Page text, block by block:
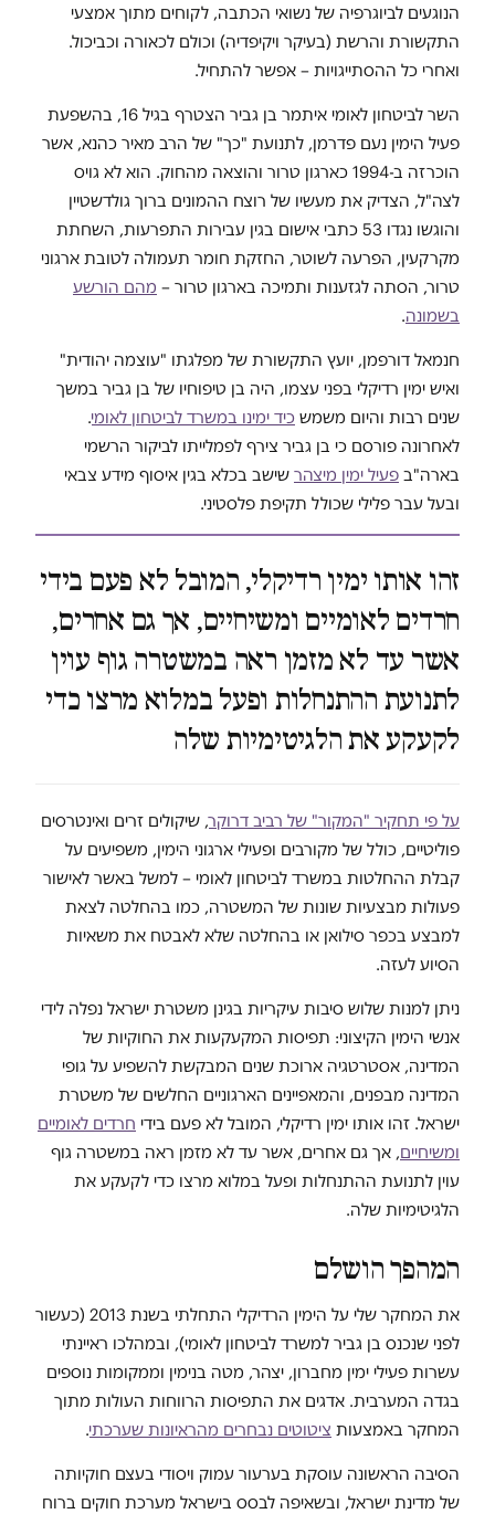
הנוגעים לביוגרפיה של נשואי הכתבה, לקוחים מתוך אמצעי
התקשורת והרשת (בעיקר ויקיפדיה) וכולם לכאורה וכביכול.
ואחרי כל ההסתייגויות – אפשר להתחיל.
השר לביטחון לאומי איתמר בן גביר הצטרף בגיל 16, בהשפעת
פעיל הימין נעם פדרמן, לתנועת "כך" של הרב מאיר כהנא, אשר
הוכרזה ב-1994 כארגון טרור והוצאה מהחוק. הוא לא גויס
לצה"ל, הצדיק את מעשיו של רוצח ההמונים ברוך גולדשטיין
והוגשו נגדו 53 כתבי אישום בגין עבירות התפרעות, השחתת
מקרקעין, הפרעה לשוטר, החזקת חומר תעמולה לטובת ארגוני
טרור, הסתה לגזענות ותמיכה בארגון טרור – מהם הורשע
בשמונה.
חנמאל דורפמן, יועץ התקשורת של מפלגתו "עוצמה יהודית"
ואיש ימין רדיקלי בפני עצמו, היה בן טיפוחיו של בן גביר במשך
שנים רבות והיום משמש כיד ימינו במשרד לביטחון לאומי.
לאחרונה פורסם כי בן גביר צירף לפמלייתו לביקור הרשמי
בארה"ב פעיל ימין מיצהר שישב בכלא בגין איסוף מידע צבאי
ובעל עבר פלילי שכולל תקיפת פלסטיני.
זהו אותו ימין רדיקלי, המובל לא פעם בידי
חרדים לאומיים ומשיחיים, אך גם אחרים,
אשר עד לא מזמן ראה במשטרה גוף עוין
לתנועת ההתנחלות ופעל במלוא מרצו כדי
לקעקע את הלגיטימיות שלה
על פי תחקיר "המקור" של רביב דרוקר, שיקולים זרים ואינטרסים
פוליטיים, כולל של מקורבים ופעילי ארגוני הימין, משפיעים על
קבלת ההחלטות במשרד לביטחון לאומי – למשל באשר לאישור
פעולות מבצעיות שונות של המשטרה, כמו בהחלטה לצאת
למבצע בכפר סילואן או בהחלטה שלא לאבטח את משאיות
הסיוע לעזה.
ניתן למנות שלוש סיבות עיקריות בגינן משטרת ישראל נפלה לידי
אנשי הימין הקיצוני: תפיסות המקעקעות את החוקיות של
המדינה, אסטרטגיה ארוכת שנים המבקשת להשפיע על גופי
המדינה מבפנים, והמאפיינים הארגוניים החלשים של משטרת
ישראל. זהו אותו ימין רדיקלי, המובל לא פעם בידי חרדים לאומיים
ומשיחיים, אך גם אחרים, אשר עד לא מזמן ראה במשטרה גוף
עוין לתנועת ההתנחלות ופעל במלוא מרצו כדי לקעקע את
הלגיטימיות שלה.
המהפך הושלם
את המחקר שלי על הימין הרדיקלי התחלתי בשנת 2013 (כעשור
לפני שנכנס בן גביר למשרד לביטחון לאומי), ובמהלכו ראיינתי
עשרות פעילי ימין מחברון, יצהר, מטה בנימין וממקומות נוספים
בגדה המערבית. אדגים את התפיסות הרווחות העולות מתוך
המחקר באמצעות ציטוטים נבחרים מהראיונות שערכתי.
הסיבה הראשונה עוסקת בערעור עמוק ויסודי בעצם חוקיותה
של מדינת ישראל, ובשאיפה לבסס בישראל מערכת חוקים ברוח